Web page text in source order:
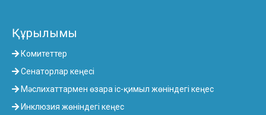
Құрылымы
Комитеттер
Сенаторлар кеңесі
Мәслихаттармен өзара іс-қимыл жөніндегі кеңес
Инклюзия жөніндегі кеңес